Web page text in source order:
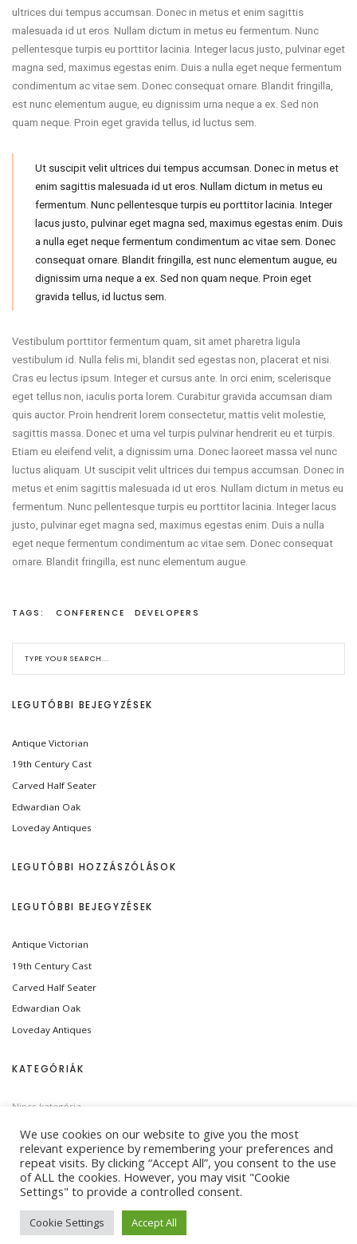
ultrices dui tempus accumsan. Donec in metus et enim sagittis
malesuada id ut eros. Nullam dictum in metus eu fermentum. Nunc
pellentesque turpis eu porttitor lacinia. Integer lacus justo, pulvinar eget
magna sed, maximus egestas enim. Duis a nulla eget neque fermentum
condimentum ac vitae sem. Donec consequat ornare. Blandit fringilla,
est nunc elementum augue, eu dignissim urna neque a ex. Sed non
quam neque. Proin eget gravida tellus, id luctus sem.
Ut suscipit velit ultrices dui tempus accumsan. Donec in metus et
enim sagittis malesuada id ut eros. Nullam dictum in metus eu
fermentum. Nunc pellentesque turpis eu porttitor lacinia. Integer
lacus justo, pulvinar eget magna sed, maximus egestas enim. Duis
a nulla eget neque fermentum condimentum ac vitae sem. Donec
consequat ornare. Blandit fringilla, est nunc elementum augue, eu
dignissim urna neque a ex. Sed non quam neque. Proin eget
gravida tellus, id luctus sem.
Vestibulum porttitor fermentum quam, sit amet pharetra ligula
vestibulum id. Nulla felis mi, blandit sed egestas non, placerat et nisi.
Cras eu lectus ipsum. Integer et cursus ante. In orci enim, scelerisque
eget tellus non, iaculis porta lorem. Curabitur gravida accumsan diam
quis auctor. Proin hendrerit lorem consectetur, mattis velit molestie,
sagittis massa. Donec et urna vel turpis pulvinar hendrerit eu et turpis.
Etiam eu eleifend velit, a dignissim urna. Donec laoreet massa vel nunc
luctus aliquam. Ut suscipit velit ultrices dui tempus accumsan. Donec in
metus et enim sagittis malesuada id ut eros. Nullam dictum in metus eu
fermentum. Nunc pellentesque turpis eu porttitor lacinia. Integer lacus
justo, pulvinar eget magna sed, maximus egestas enim. Duis a nulla
eget neque fermentum condimentum ac vitae sem. Donec consequat
ornare. Blandit fringilla, est nunc elementum augue.
TAGS: CONFERENCE DEVELOPERS
LEGUTÓBBI BEJEGYZÉSEK
Antique Victorian
19th Century Cast
Carved Half Seater
Edwardian Oak
Loveday Antiques
LEGUTÓBBI HOZZÁSZÓLÁSOK
LEGUTÓBBI BEJEGYZÉSEK
Antique Victorian
19th Century Cast
Carved Half Seater
Edwardian Oak
Loveday Antiques
KATEGÓRIÁK
Nincs kategória
© 2026 TWO SISTERS. ALL RIGHTS RESERVED.
We use cookies on our website to give you the most
relevant experience by remembering your preferences and
repeat visits. By clicking “Accept All”, you consent to the use
of ALL the cookies. However, you may visit "Cookie
Settings" to provide a controlled consent.
Cookie Settings Accept All